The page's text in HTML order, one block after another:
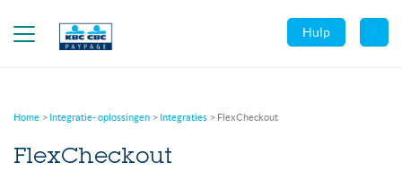
Hulp
Home Integratie- oplossingen Integraties FlexCheckout
FlexCheckout